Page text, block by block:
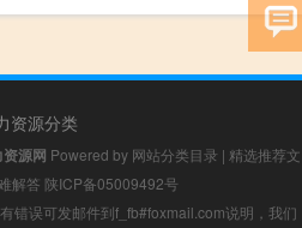
资源分类
源网 Powered by 网站分类目录 | 精选推荐文
解答 陕ICP备05009492号
错误可发邮件到f_fb#foxmail.com说明，我们